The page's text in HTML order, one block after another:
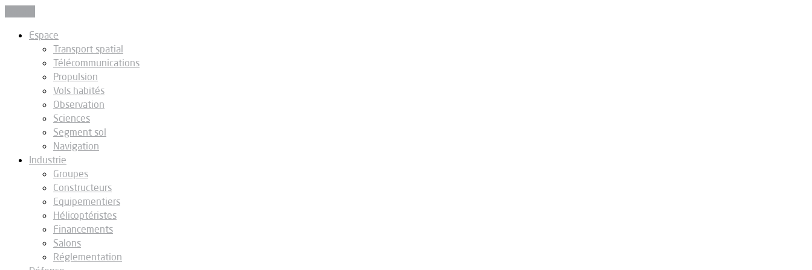
Espace
Transport spatial
Télécommunications
Propulsion
Vols habités
Observation
Sciences
Segment sol
Navigation
Industrie
Groupes
Constructeurs
Equipementiers
Hélicoptéristes
Financements
Salons
Réglementation